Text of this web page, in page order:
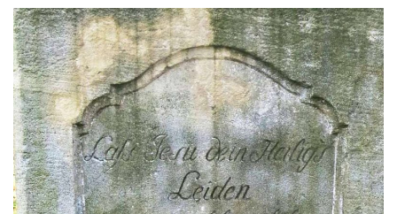
Kříž na rozcestí u domu čp. 283 v Dolním
Podluží
Görnerův kříž u silnice č. 264 v Dolním
Podluží
Kříž u domu čp. 155 v Chřibské
Údajný kříž u domu čp. 283 ve Chřibské
Kříž jižně od Bukolu
Kříž na návsi v Bukolu